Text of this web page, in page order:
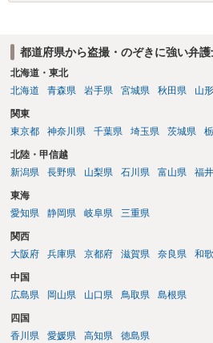
都道府県から盗撮・のぞきに強い弁
北海道・東北
北海道
青森県 岩手県 宮城県 秋田県 山
関東
東京都
神奈川県 千葉県 埼玉県 茨城県
北陸・甲信越
新潟県
長野県 山梨県 石川県 富山県 福
東海
愛知県
静岡県 岐阜県 三重県
関西
大阪府
兵庫県 京都府 滋賀県 奈良県 和
中国
広島県
岡山県 山口県 鳥取県 島根県
四国
香川県
愛媛県 高知県 徳島県